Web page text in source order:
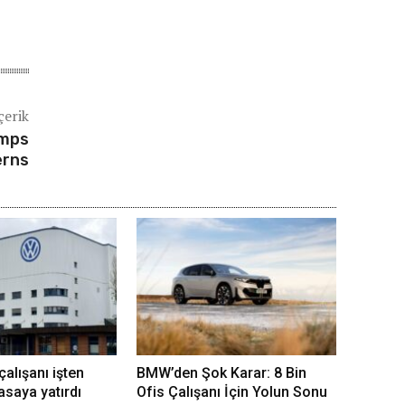
işten
yatırdı
BMW’den Şok Karar: 8 Bin
Ofis Çalışanı İçin Yolun Sonu